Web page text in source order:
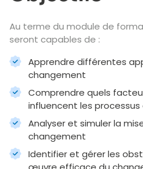
Au terme du module de
seront capables de :
Apprendre différentes
changement
Comprendre quels
influencent les
Analyser et simuler la
changement
Identifier et gérer les